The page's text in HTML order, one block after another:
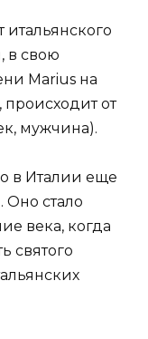
в свою
Marius на
от
мужчина).
в Италии еще
стало
века, когда
святого